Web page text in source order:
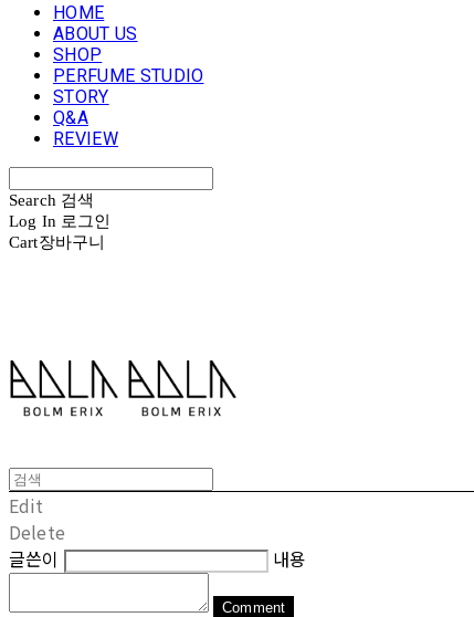
HOME
ABOUT US
SHOP
PERFUME STUDIO
STORY
Q&A
REVIEW
Search 검색
Log In 로그인
Cart장바구니
Edit
Delete
글쓴이
내용
Comment